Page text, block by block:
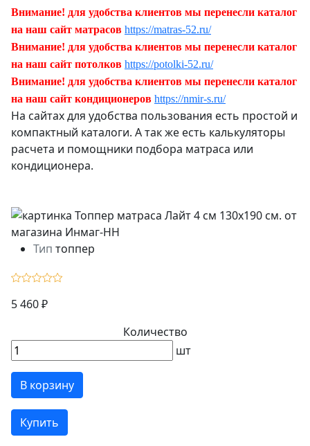
Внимание! для удобства клиентов мы перенесли каталог
на наш сайт матрасов https://matras-52.ru/
Внимание! для удобства клиентов мы перенесли каталог
на наш сайт потолков https://potolki-52.ru/
Внимание! для удобства клиентов мы перенесли каталог
на наш сайт кондиционеров https://nmir-s.ru/
На сайтах для удобства пользования есть простой и
компактный каталоги. А так же есть калькуляторы
расчета и помощники подбора матраса или
кондиционера.
Тип топпер
5 460 ₽
Количество
шт
В корзину
Купить